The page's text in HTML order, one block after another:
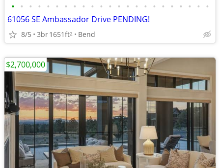
• • • • • • • • • • • • • • • • • • • • • • •
61056 SE Ambassador Drive PENDING!
8/5 3br1651ft2 Bend
$2,700,000